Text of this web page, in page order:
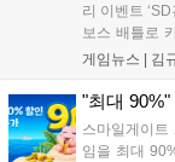
리 이벤트
보스 배틀로
담을 획득할
원 증정한다.
할 수 있다....
게임뉴스 | 김
"최대
스마일게이
임을 최대